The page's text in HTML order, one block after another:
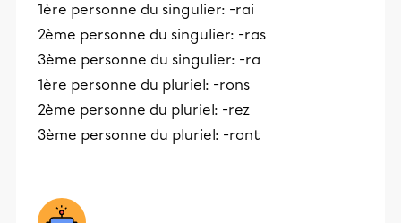
1ère personne du singulier: -rai
2ème personne du singulier: -ras
3ème personne du singulier: -ra
1ère personne du pluriel: -rons
2ème personne du pluriel: -rez
3ème personne du pluriel: -ront